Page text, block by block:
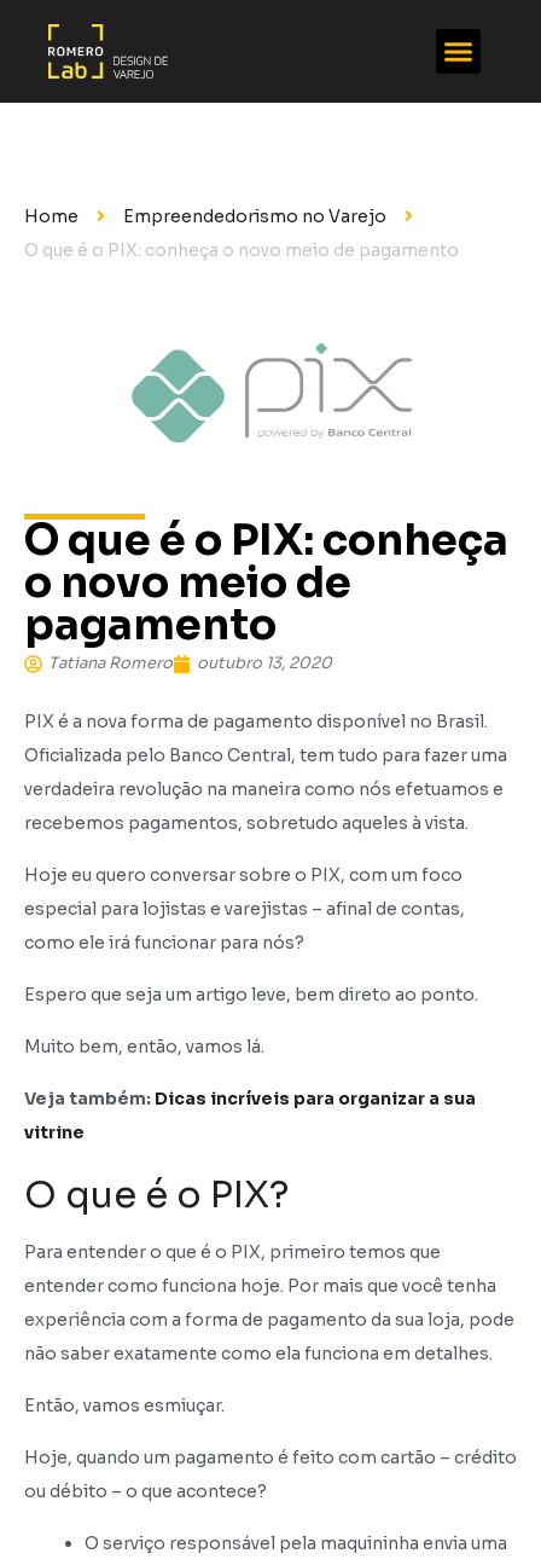
Home
Empreendedorismo no Varejo
O que é o PIX: conheça o novo meio de pagamento
O que é o PIX: conheça
o novo meio de
pagamento
Tatiana Romero outubro 13, 2020
PIX é a nova forma de pagamento disponível no Brasil.
Oficializada pelo Banco Central, tem tudo para fazer uma
verdadeira revolução na maneira como nós efetuamos e
recebemos pagamentos, sobretudo aqueles à vista.
Hoje eu quero conversar sobre o PIX, com um foco
especial para lojistas e varejistas – afinal de contas,
como ele irá funcionar para nós?
Espero que seja um artigo leve, bem direto ao ponto.
Muito bem, então, vamos lá.
Veja também: Dicas incríveis para organizar a sua
vitrine
O que é o PIX?
Para entender o que é o PIX, primeiro temos que
entender como funciona hoje. Por mais que você tenha
experiência com a forma de pagamento da sua loja, pode
não saber exatamente como ela funciona em detalhes.
Então, vamos esmiuçar.
Hoje, quando um pagamento é feito com cartão – crédito
ou débito – o que acontece?
O serviço responsável pela maquininha envia uma